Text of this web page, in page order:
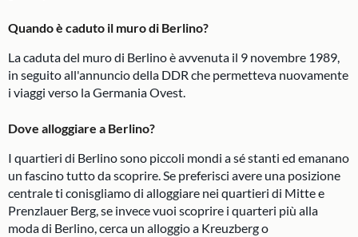
Quando è caduto il muro di Berlino?
La caduta del muro di Berlino è avvenuta il 9 novembre 1989,
in seguito all'annuncio della DDR che permetteva nuovamente
i viaggi verso la Germania Ovest.
Dove alloggiare a Berlino?
I quartieri di Berlino sono piccoli mondi a sé stanti ed emanano
un fascino tutto da scoprire. Se preferisci avere una posizione
centrale ti conisgliamo di alloggiare nei quartieri di Mitte e
Prenzlauer Berg, se invece vuoi scoprire i quarteri più alla
moda di Berlino, cerca un alloggio a Kreuzberg o